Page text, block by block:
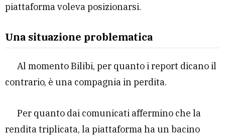
piattaforma voleva posizionarsi.
Una situazione problematica
Al momento Bilibi, per quanto i report dicano il
contrario, è una compagnia in perdita.
Per quanto dai comunicati affermino che la
rendita triplicata, la piattaforma ha un bacino